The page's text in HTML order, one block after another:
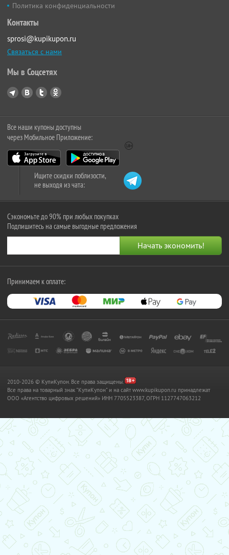
Политика конфиденциальности
Контакты
sprosi@kupikupon.ru
Связаться с нами
Мы в Соцсетях
Все наши купоны доступны
через Мобильное Приложение:
Ищите скидки поблизости,
не выходя из чата:
Сэкономьте до 90% при любых покупках
Подпишитесь на самые выгодные предложения
Принимаем к оплате:
2010-2026 © КупиКупон. Все права защищены.
Все права на товарный знак "КупиКупон" и на сайт www.kupikupon.ru принадлежат
OOO «Агентство цифровых решений» ИНН 7705523387, ОГРН 1127747063212